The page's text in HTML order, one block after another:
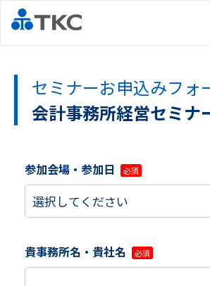
セミナーお申込みフォ
会計事務所経営セミナ
参加会場・参加日
貴事務所名・貴社名